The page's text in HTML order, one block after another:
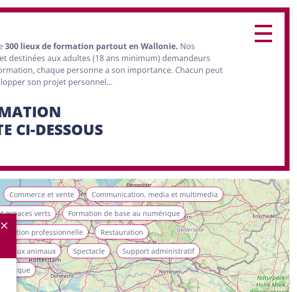
300 lieux de formation partout en Wallonie. Nos
destinées aux adultes (18 ans minimum) demandeurs
chaque personne a son importance. Chacun peut
son projet personnel…
CI-DESSOUS
Commerce et vente
Communication, media et multimedia
espaces verts
Formation de base au numérique
professionnelle
Restauration
aux animaux Spectacle
Support administratif